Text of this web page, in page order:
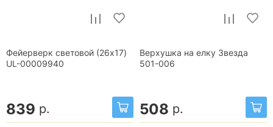
Фейерверк световой (26x17)
UL-00009940
839 р.
Верхушка на елку Звезда
501-006
508 р.